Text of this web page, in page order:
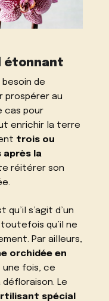
étonnant
de
prospérer au
cas pour
enrichir la terre
trois ou
après la
réitérer son
qu’il s’agit d’un
toutefois qu’il ne
Par ailleurs,
orchidée en
une fois, ce
défloraison. Le
spécial